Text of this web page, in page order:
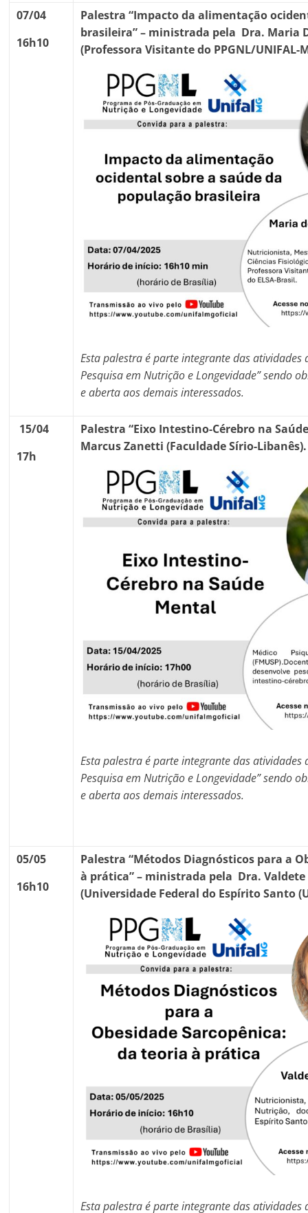
07/04
16h10
Palestra “Impacto da alimentação
brasileira”– ministrada pela Dra. Maria
(Professora Visitante do PPGNL/UNIFAL-
Esta palestra é parte integrante das atividades
Pesquisa em Nutrição e Longevidade” sendo
e aberta aos demais interessados.
15/04
17h
Palestra “Eixo Intestino-Cérebro na
Marcus Zanetti (Faculdade Sírio-Libanês).
Esta palestra é parte integrante das atividades
Pesquisa em Nutrição e Longevidade” sendo
e aberta aos demais interessados.
05/05
16h10
Palestra “Métodos Diagnósticos para a
à prática”– ministrada pela Dra.
(Universidade Federal do Espírito Santo
Esta palestra é parte integrante das atividades